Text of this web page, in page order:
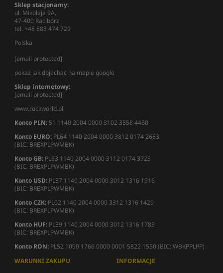
Sklep stacjonarny:
ul. Mikołaja 9A,
47-400 Racibórz
tel. +48 883 474 729
Polska
[email protected]
pokaż jak dojechać na mapie google
Sklep internetowy:
[email protected]
www.rockworld.pl
Konto PLN: 51 1140 2004 0000 3102 3558 4460
Konto EURO: PL64 1140 2004 0000 3812 0174 2683
(BIC: BREXPLPWMBK)
Konto GB: PL63 1140 2004 0000 3112 0174 3723
(BIC: BREXPLPWMBK)
Konto USD: PL37 1140 2004 0000 3012 1316 1916
(BIC: BREXPLPWMBK)
Konto CZK: PL02 1140 2004 0000 3312 1316 1429
(BIC: BREXPLPWMBK)
Konto HUF: PL39 1140 2004 0000 3012 1316 1783
(BIC: BREXPLPWMBK)
Konto RON: PL52 1090 1766 0000 0001 5822 1550 (BIC: WBKPPLPP)
WARUNKI ZAKUPU
INFORMACJE